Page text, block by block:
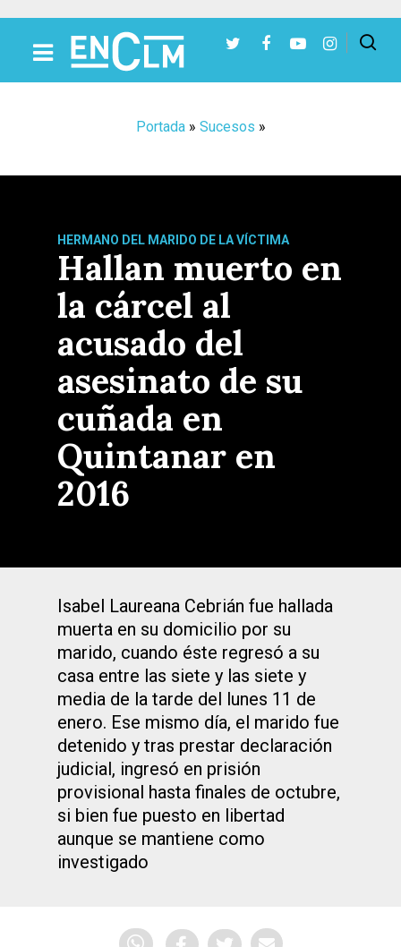
Portada» Sucesos »
HERMANO DEL MARIDO DE LA VÍCTIMA
Hallan muerto en
la cárcel al
acusado del
asesinato de su
cuñada en
Quintanar en
2016
Isabel Laureana Cebrián fue hallada
muerta en su domicilio por su
marido, cuando éste regresó a su
casa entre las siete y las siete y
media de la tarde del lunes 11 de
enero. Ese mismo día, el marido fue
detenido y tras prestar declaración
judicial, ingresó en prisión
provisional hasta finales de octubre,
si bien fue puesto en libertad
aunque se mantiene como
investigado